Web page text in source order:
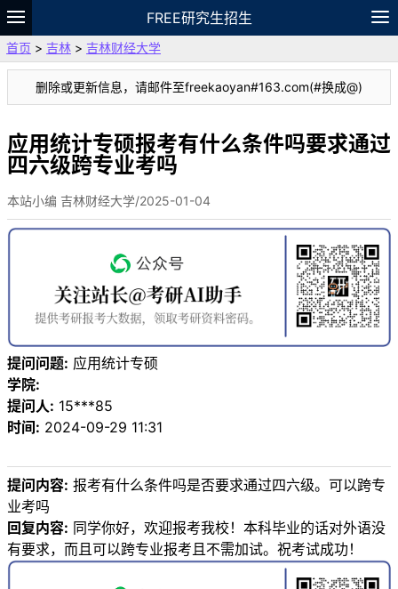
FREE研究生招生
题库
故事 专题
VIP
资料
首页 > 吉林 > 吉林财经大学
删除或更新信息，请邮件至freekaoyan#163.com(#换成@)
应用统计专硕报考有什么条件吗要求通过
四六级跨专业考吗
本站小编 吉林财经大学/2025-01-04
提问问题: 应用统计专硕
学院:
提问人: 15***85
时间: 2024-09-29 11:31
提问内容: 报考有什么条件吗是否要求通过四六级。可以跨专
业考吗
回复内容: 同学你好，欢迎报考我校！本科毕业的话对外语没
有要求，而且可以跨专业报考且不需加试。祝考试成功！